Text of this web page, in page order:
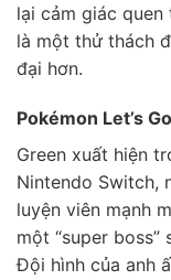
lại cảm giác
là một thử thách
đại hơn.
Pokémon Let’s
Green xuất hiện
Nintendo Switch,
luyện viên mạnh
một “super
Đội hình của anh